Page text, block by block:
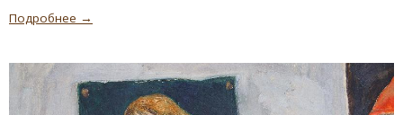
Подробнее →